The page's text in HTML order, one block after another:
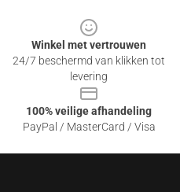
Winkel met vertrouwen
24/7 beschermd van klikken tot
levering
100% veilige afhandeling
PayPal / MasterCard / Visa